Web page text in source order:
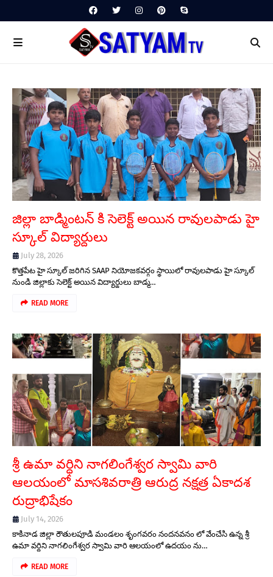
జిల్లా బాడ్మింటన్ కి సెలెక్ట్ అయిన రావులపాడు హై
స్కూల్ విద్యార్ధులు
July 28, 2026
కొత్తపేట హై స్కూల్ జరిగిన SAAP నియోజకవర్గం స్థాయిలో రావులపాడు హై స్కూల్
నుండి జిల్లాకు సెలెక్ట్ అయిన విద్యార్థులు బాడ్మ…
READ MORE
శ్రీ ఉమా వర్ధిని నాగలింగేశ్వర స్వామి వారి
ఆలయంలో మాసశివరాత్రి ఆరుద్ర నక్షత్ర ఏకాదశ
రుద్రాభిషేకం
July 14, 2026
కాకినాడ జిల్లా రౌతులపూడి మండలం శృంగవరం నందనవనం లో వేంచేసి ఉన్న శ్రీ
ఉమా వర్ధిని నాగలింగేశ్వర స్వామి వారి ఆలయంలో ఉదయం ను…
READ MORE